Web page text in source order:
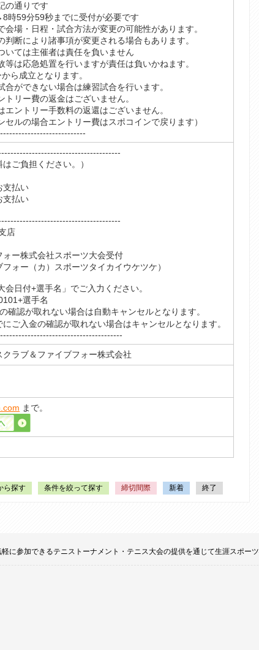
の通りです
59分59秒までに受付が必要です
会場・日程・試合方法が変更の可能性があります。
判断により諸事項が変更される場合もあります。
いては主催者は責任を負いません
等は応急処置を行いますが責任は負いかねます。
ら成立となります。
合ができない場合は練習試合を行います。
トリー費の返金はございません。
エントリー手数料の返還はございません。
セルの場合エントリー費はスポコインで戻ります）
ご負担ください。）
支払い
支払い
店
ー株式会社スポーツ大会受付
カ）スポーツタイカイウケツケ）
日付+選手名」でご入力ください。
選手名
確認が取れない場合は自動キャンセルとなります。
ご入金の確認が取れない場合はキャンセルとなります。
ラブ＆ファイブフォー株式会社
まで。
ら探す 条件を絞って探す 締切間際 新着 終了
に参加できるテニストーナメント・テニス大会の提供を通じて生涯スポー